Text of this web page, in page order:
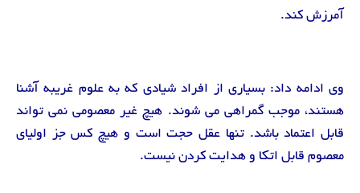
آمرزش کند.
وی ادامه داد: بسیاری از افراد شیادی که به علوم غریبه آشنا
هستند، موجب گمراهی می شوند. هیچ غیر معصومی نمی تواند
قابل اعتماد باشد. تنها عقل حجت است و هیچ کس جز اولیای
معصوم قابل اتکا و هدایت کردن نیست.